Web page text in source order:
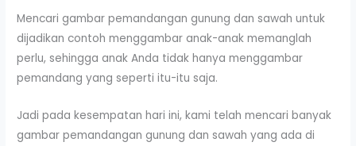
Mencari gambar pemandangan gunung dan sawah untuk
dijadikan contoh menggambar anak-anak memanglah
perlu, sehingga anak Anda tidak hanya menggambar
pemandang yang seperti itu-itu saja.
Jadi pada kesempatan hari ini, kami telah mencari banyak
gambar pemandangan gunung dan sawah yang ada di